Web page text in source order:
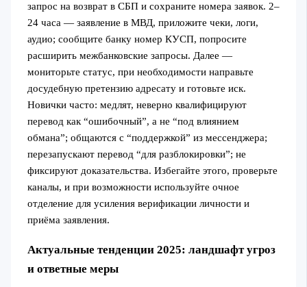
запрос на возврат в СБП и сохраните номера заявок. 2–
24 часа — заявление в МВД, приложите чеки, логи,
аудио; сообщите банку номер КУСП, попросите
расширить межбанковские запросы. Далее —
мониторьте статус, при необходимости направьте
досудебную претензию адресату и готовьте иск.
Новички часто: медлят, неверно квалифицируют
перевод как “ошибочный”, а не “под влиянием
обмана”; общаются с “поддержкой” из мессенджера;
перезапускают перевод “для разблокировки”; не
фиксируют доказательства. Избегайте этого, проверьте
каналы, и при возможности используйте очное
отделение для усиления верификации личности и
приёма заявления.
Актуальные тенденции 2025: ландшафт угроз
и ответные меры